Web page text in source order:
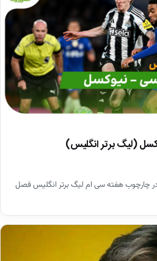
چارچوب هفته سی ام لیگ برتر انگلیس فصل